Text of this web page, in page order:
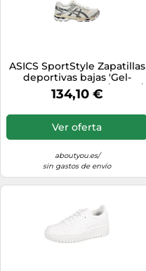
ASICS SportStyle Zapatillas
deportivas bajas 'Gel-
Cumulus 16' marfil / navy /
plata / blanco 40,5-41 marfil
134,10 €
Ver oferta
aboutyou.es/
sin gastos de envío